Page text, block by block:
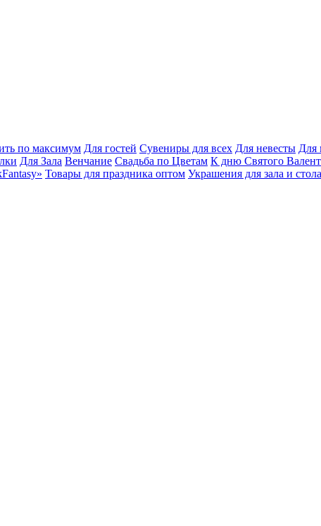
по максимум Для гостей Сувениры для всех Для невесты Для
Для Зала Венчание Свадьба по Цветам К дню Святого
Товары для праздника оптом Украшения для зала и стола